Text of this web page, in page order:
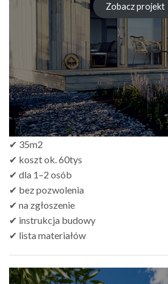
Zobacz projekt
✔ 35m2
✔ koszt ok. 60tys
✔ dla 1–2 osób
✔ bez pozwolenia
✔ na zgłoszenie
✔ instrukcja budowy
✔ lista materiałów